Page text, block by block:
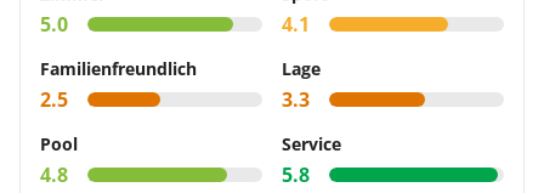
5.0 4.1
Familienfreundlich
2.5
Lage
3.3
Pool
4.8
Service
5.8